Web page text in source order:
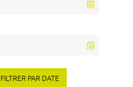
FILTRER PAR DATE